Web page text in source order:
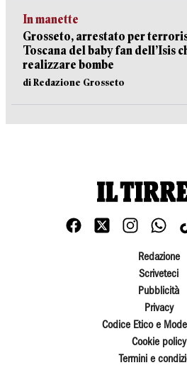
In manette
Grosseto, arrestato per
Toscana del baby fan dell’Isis
realizzare bombe
di Redazione Grosseto
Redazione
Scriveteci
Pubblicità
Privacy
Codice Etico e
Cookie policy
Termini e